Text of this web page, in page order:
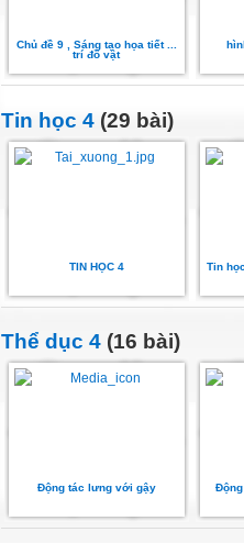
Chủ đề 9 , Sáng tạo họa tiết ...
trí đồ vật
Tin học 4 (29 bài)
TIN HỌC 4 Tin
Thể dục 4 (16 bài)
Động tác lưng với gậy